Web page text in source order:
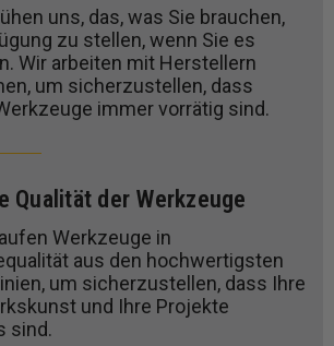
uns, das, was Sie brauchen,
zu stellen, wenn Sie es
Wir arbeiten mit Herstellern
um sicherzustellen, dass
immer vorrätig sind.
Qualität der Werkzeuge
Werkzeuge in
aus den hochwertigsten
um sicherzustellen, dass Ihre
und Ihre Projekte
sind.